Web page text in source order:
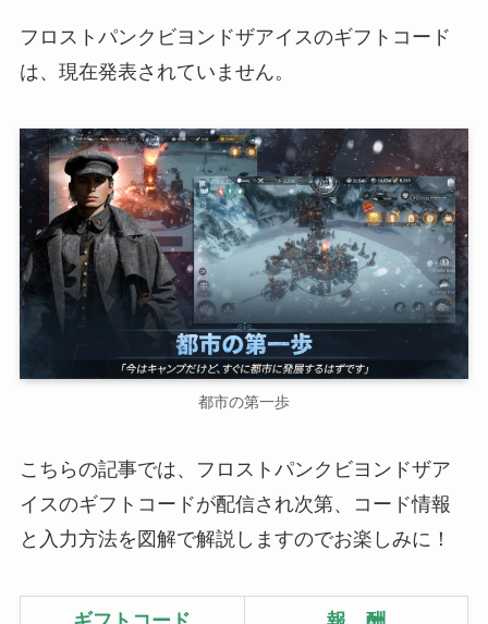
フロストパンクビヨンドザアイスのギフトコード
は、現在発表されていません。
都市の第一歩
こちらの記事では、フロストパンクビヨンドザア
イスのギフトコードが配信され次第、コード情報
と入力方法を図解で解説しますのでお楽しみに！